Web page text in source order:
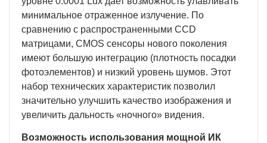
минимальное отраженное излучение. По
сравнению с распространенными CCD
матрицами, CMOS сенсоры нового поколения
имеют большую интеграцию (плотность посадки
фотоэлементов) и низкий уровень шумов. Этот
набор технических характеристик позволил
значительно улучшить качество изображения и
увеличить дальность «ночного» видения.
Возможность использования мощной ИК